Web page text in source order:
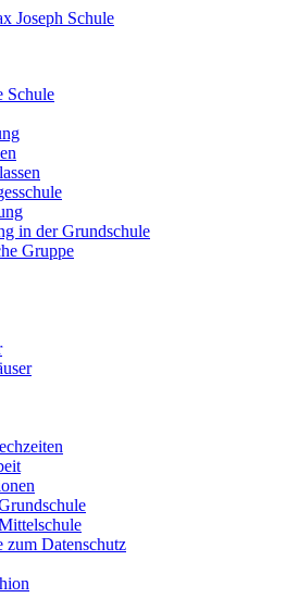
Schule
in der Grundschule
Gruppe
zum Datenschutz